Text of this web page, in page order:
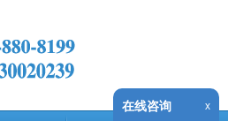
在线咨询 x